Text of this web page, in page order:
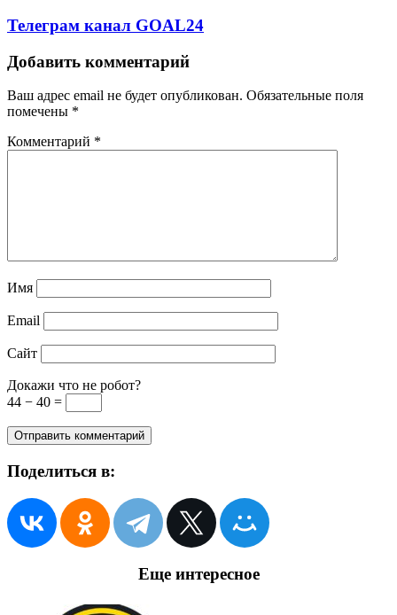
Телеграм канал GOAL24
Добавить комментарий
Ваш адрес email не будет опубликован. Обязательные поля
помечены *
Комментарий *
Имя
Email
Сайт
Докажи что не робот?
44 − 40 =
Поделиться в:
Еще интересное